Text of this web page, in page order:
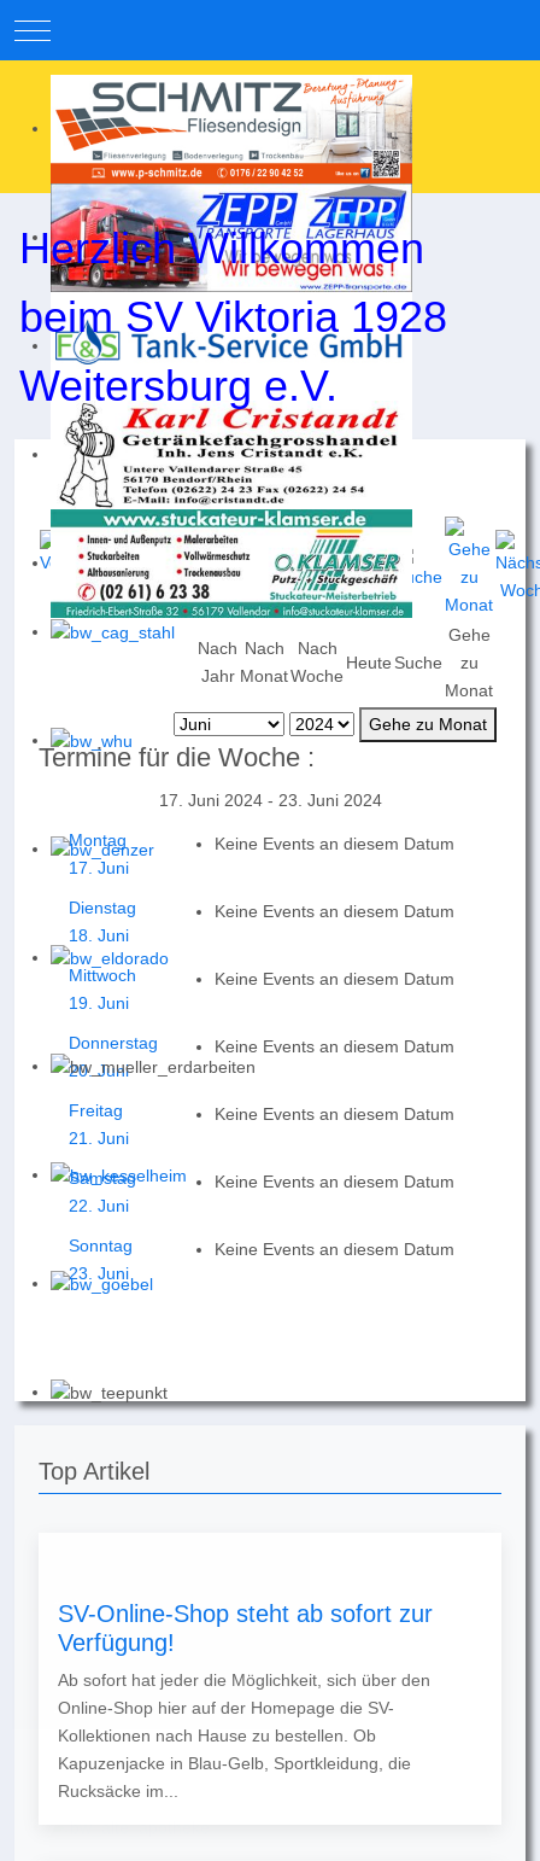
Mobile Menu Toggle
Herzlich Willkommen
beim SV Viktoria 1928
Weitersburg e.V.
Nach
Jahr
Nach
Monat
Nach
Woche
Heute Suche
Gehe
zu
Monat
Gehe zu Monat
Termine für die Woche :
17. Juni 2024 - 23. Juni 2024
Montag
17. Juni
Keine Events an diesem Datum
Dienstag
18. Juni
Keine Events an diesem Datum
Mittwoch
19. Juni
Keine Events an diesem Datum
Donnerstag
20. Juni
Keine Events an diesem Datum
Freitag
21. Juni
Keine Events an diesem Datum
Samstag
22. Juni
Keine Events an diesem Datum
Sonntag
23. Juni
Keine Events an diesem Datum
Top Artikel
SV-Online-Shop steht ab sofort zur
Verfügung!
Ab sofort hat jeder die Möglichkeit, sich über den
Online-Shop hier auf der Homepage die SV-
Kollektionen nach Hause zu bestellen. Ob
Kapuzenjacke in Blau-Gelb, Sportkleidung, die
Rucksäcke im...